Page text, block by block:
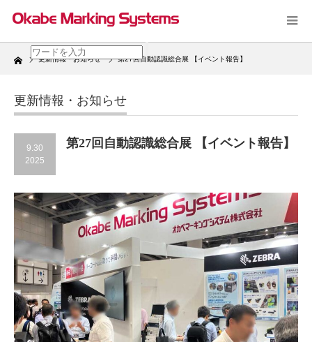
Home 更新情報・お知らせ 第27回自動認識総合展 【イベント報告】
更新情報・お知らせ
9.30
2025
第27回自動認識総合展 【イベント報告】